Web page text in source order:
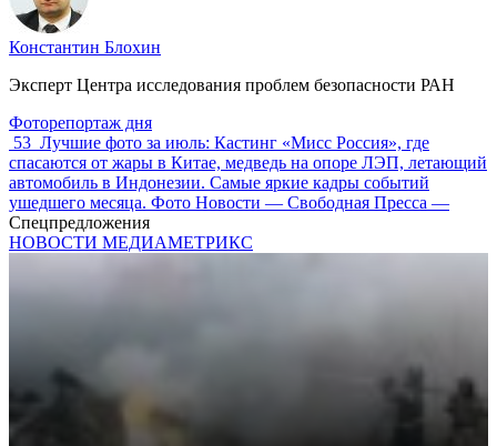
Константин Блохин
Эксперт Центра исследования проблем безопасности РАН
Фоторепортаж дня
53 Лучшие фото за июль: Кастинг «Мисс Россия», где
спасаются от жары в Китае, медведь на опоре ЛЭП, летающий
автомобиль в Индонезии. Самые яркие кадры событий
ушедшего месяца. Фото Новости — Свободная Пресса —
Спецпредложения
НОВОСТИ МЕДИАМЕТРИКС